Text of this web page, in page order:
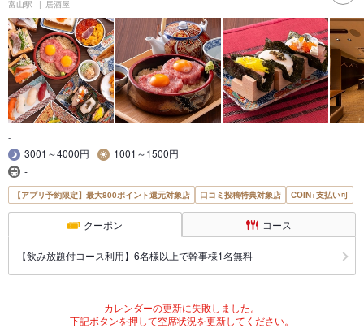
富山駅 居酒屋
-
3001～4000円
1001～1500円
-
【アプリ予約限定】最大800ポイント還元対象店 口コミ投稿特典対象店 COIN+支払い可
クーポン コース
【飲み放題付コース利用】6名様以上で幹事様1名無料
カレンダーの更新に失敗しました。
下記ボタンを押して空席状況を更新してください。